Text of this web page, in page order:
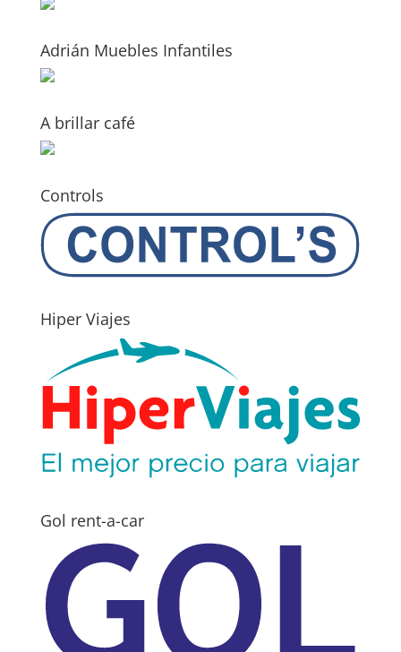
Adrián Muebles Infantiles
A brillar café
Controls
Hiper Viajes
Gol rent-a-car